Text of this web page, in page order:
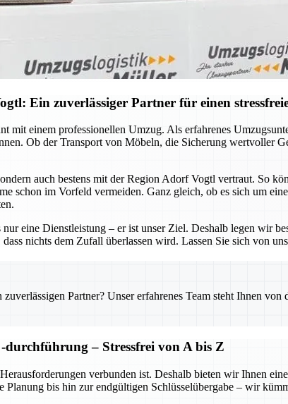
Ein zuverlässiger Partner für einen
mit einem professionellen Umzug. Als erfahrenes
Ob der Transport von Möbeln, die Sicherung wertvoller
auch bestens mit der Region Adorf Vogtl vertraut. So
schon im Vorfeld vermeiden. Ganz gleich, ob es sich um
eine Dienstleistung – er ist unser Ziel. Deshalb legen wir
nichts dem Zufall überlassen wird. Lassen Sie sich von
Partner? Unser erfahrenes Team steht Ihnen
– Stressfrei von A bis Z
verbunden ist. Deshalb bieten wir Ihnen
Planung bis hin zur endgültigen Schlüsselübergabe – wir